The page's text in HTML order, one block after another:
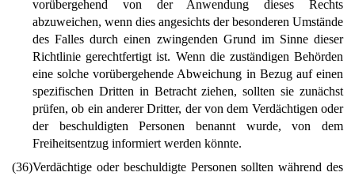
vorübergehend von der Anwendung dieses Rechts
abzuweichen, wenn dies angesichts der besonderen Umstände
des Falles durch einen zwingenden Grund im Sinne dieser
Richtlinie gerechtfertigt ist. Wenn die zuständigen Behörden
eine solche vorübergehende Abweichung in Bezug auf einen
spezifischen Dritten in Betracht ziehen, sollten sie zunächst
prüfen, ob ein anderer Dritter, der von dem Verdächtigen oder
der beschuldigten Personen benannt wurde, von dem
Freiheitsentzug informiert werden könnte.
(36)Verdächtige oder beschuldigte Personen sollten während des